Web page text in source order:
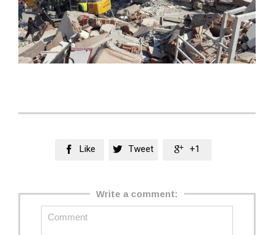
 Like  Tweet  +1
Write a comment: